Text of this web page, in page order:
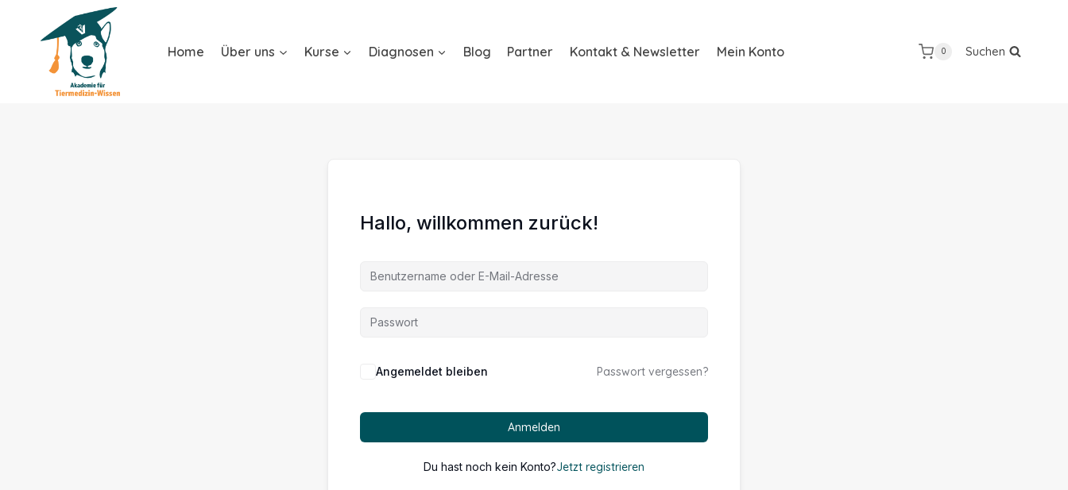
Home Über uns Kurse Diagnosen Blog Partner Kontakt & Newsletter Mein Konto 0 Suchen
Hallo, willkommen zurück!
Alternative:
Angemeldet bleiben Passwort vergessen?
Anmelden
Du hast noch kein Konto?Jetzt registrieren